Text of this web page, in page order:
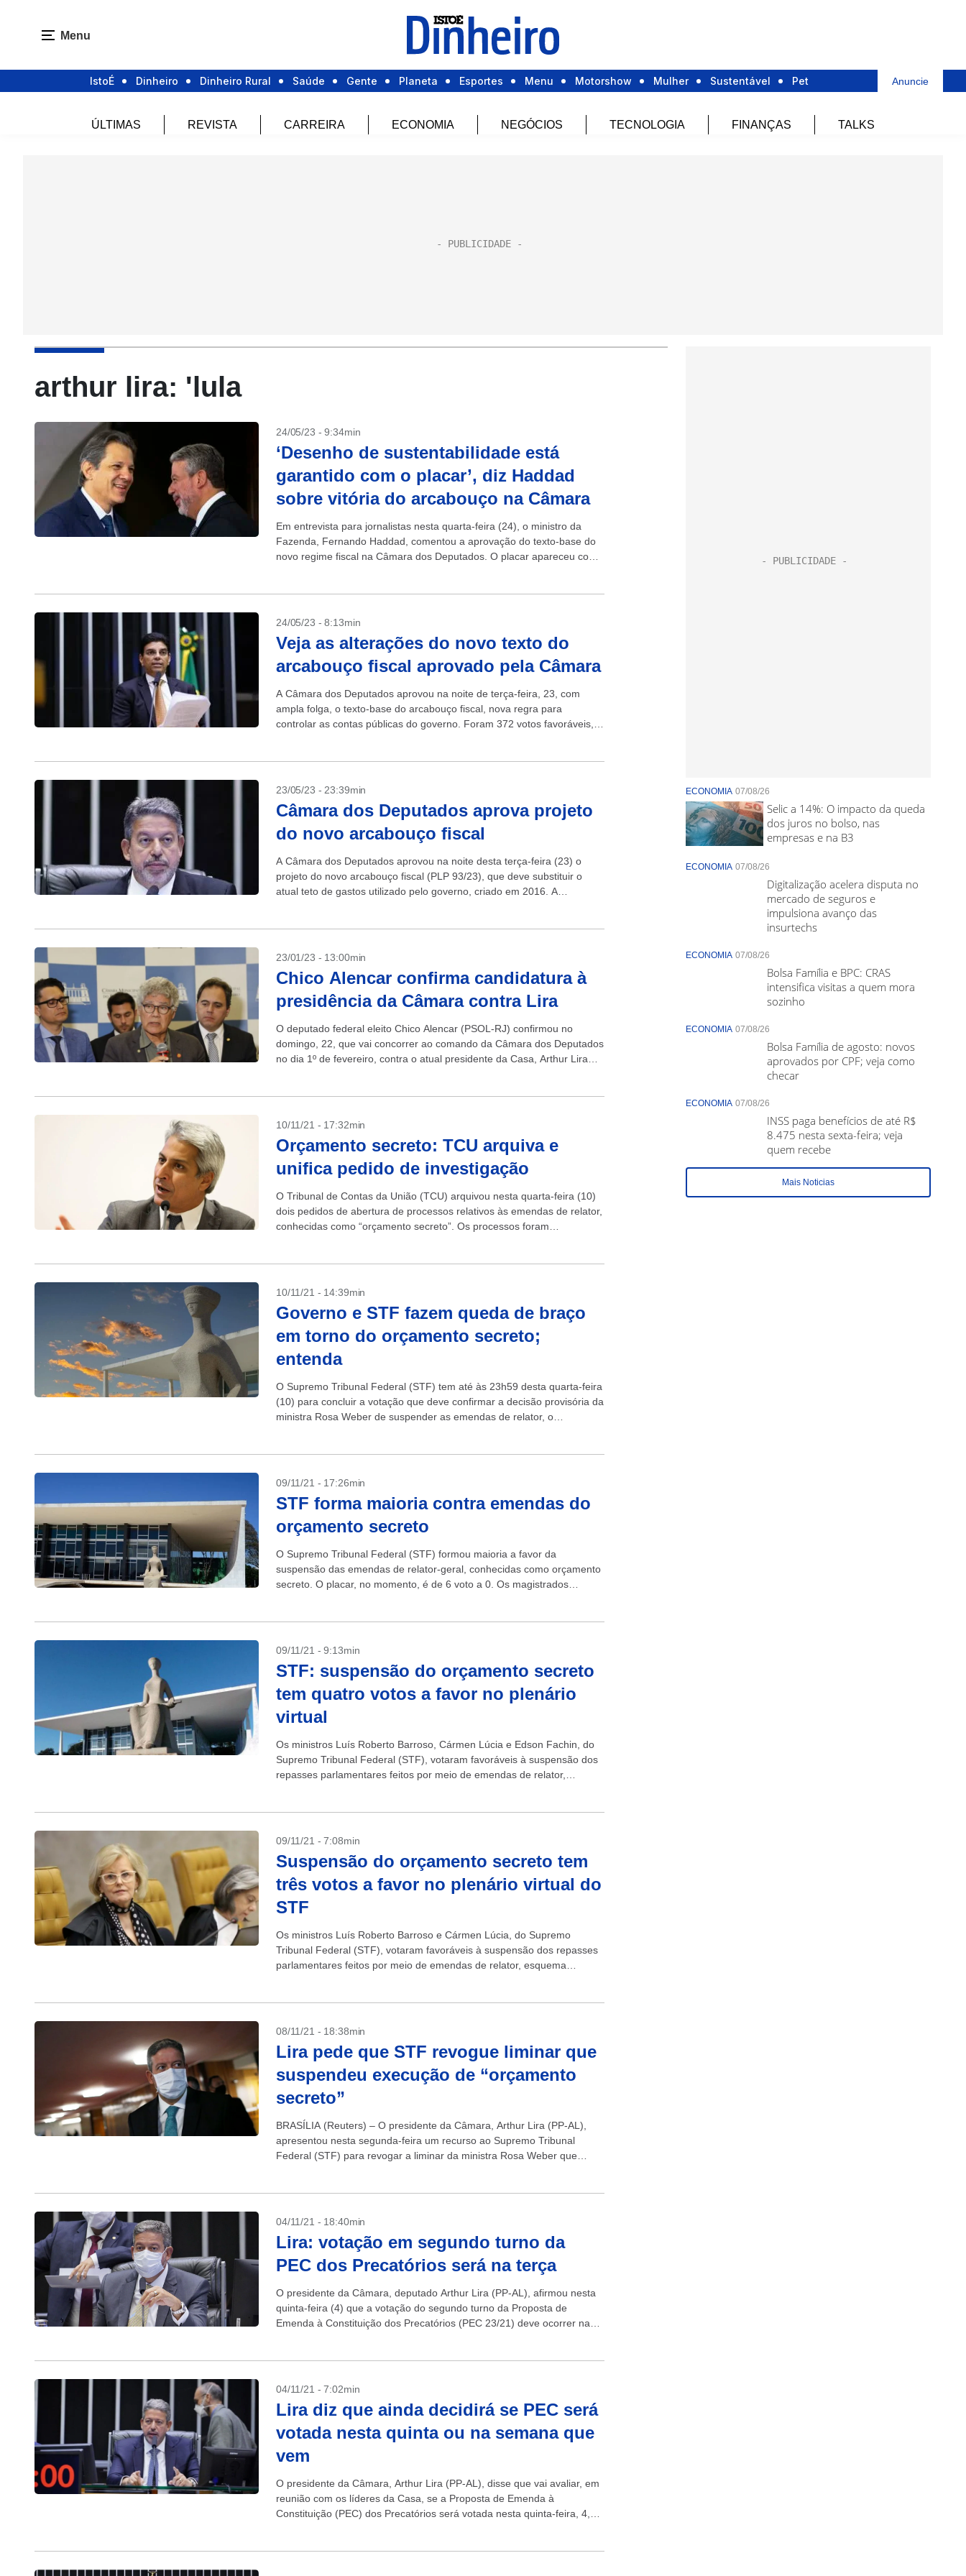
Menu
IstoÉ Dinheiro Dinheiro Rural Saúde Gente Planeta Esportes Menu Motorshow Mulher Sustentável Pet Anuncie
ÚLTIMAS REVISTA CARREIRA ECONOMIA NEGÓCIOS TECNOLOGIA FINANÇAS TALKS
arthur lira: 'lula
24/05/23 - 9:34min
‘Desenho de sustentabilidade está
garantido com o placar’, diz Haddad
sobre vitória do arcabouço na Câmara
Em entrevista para jornalistas nesta quarta-feira (24), o ministro da
Fazenda, Fernando Haddad, comentou a aprovação do texto-base do
novo regime fiscal na Câmara dos Deputados. O placar apareceu com
24/05/23 - 8:13min
Veja as alterações do novo texto do
arcabouço fiscal aprovado pela Câmara
A Câmara dos Deputados aprovou na noite de terça-feira, 23, com
ampla folga, o texto-base do arcabouço fiscal, nova regra para
controlar as contas públicas do governo. Foram 372 votos favoráveis,
23/05/23 - 23:39min
Câmara dos Deputados aprova projeto
do novo arcabouço fiscal
A Câmara dos Deputados aprovou na noite desta terça-feira (23) o
projeto do novo arcabouço fiscal (PLP 93/23), que deve substituir o
atual teto de gastos utilizado pelo governo, criado em 2016. A
23/01/23 - 13:00min
Chico Alencar confirma candidatura à
presidência da Câmara contra Lira
O deputado federal eleito Chico Alencar (PSOL-RJ) confirmou no
domingo, 22, que vai concorrer ao comando da Câmara dos Deputados
no dia 1º de fevereiro, contra o atual presidente da Casa, Arthur Lira
10/11/21 - 17:32min
Orçamento secreto: TCU arquiva e
unifica pedido de investigação
O Tribunal de Contas da União (TCU) arquivou nesta quarta-feira (10)
dois pedidos de abertura de processos relativos às emendas de relator,
conhecidas como “orçamento secreto”. Os processos foram
10/11/21 - 14:39min
Governo e STF fazem queda de braço
em torno do orçamento secreto;
entenda
O Supremo Tribunal Federal (STF) tem até às 23h59 desta quarta-feira
(10) para concluir a votação que deve confirmar a decisão provisória da
ministra Rosa Weber de suspender as emendas de relator, o
09/11/21 - 17:26min
STF forma maioria contra emendas do
orçamento secreto
O Supremo Tribunal Federal (STF) formou maioria a favor da
suspensão das emendas de relator-geral, conhecidas como orçamento
secreto. O placar, no momento, é de 6 voto a 0. Os magistrados
09/11/21 - 9:13min
STF: suspensão do orçamento secreto
tem quatro votos a favor no plenário
virtual
Os ministros Luís Roberto Barroso, Cármen Lúcia e Edson Fachin, do
Supremo Tribunal Federal (STF), votaram favoráveis à suspensão dos
repasses parlamentares feitos por meio de emendas de relator,
09/11/21 - 7:08min
Suspensão do orçamento secreto tem
três votos a favor no plenário virtual do
STF
Os ministros Luís Roberto Barroso e Cármen Lúcia, do Supremo
Tribunal Federal (STF), votaram favoráveis à suspensão dos repasses
parlamentares feitos por meio de emendas de relator, esquema
08/11/21 - 18:38min
Lira pede que STF revogue liminar que
suspendeu execução de “orçamento
secreto”
BRASÍLIA (Reuters) – O presidente da Câmara, Arthur Lira (PP-AL),
apresentou nesta segunda-feira um recurso ao Supremo Tribunal
Federal (STF) para revogar a liminar da ministra Rosa Weber que
04/11/21 - 18:40min
Lira: votação em segundo turno da
PEC dos Precatórios será na terça
O presidente da Câmara, deputado Arthur Lira (PP-AL), afirmou nesta
quinta-feira (4) que a votação do segundo turno da Proposta de
Emenda à Constituição dos Precatórios (PEC 23/21) deve ocorrer na
04/11/21 - 7:02min
Lira diz que ainda decidirá se PEC será
votada nesta quinta ou na semana que
vem
O presidente da Câmara, Arthur Lira (PP-AL), disse que vai avaliar, em
reunião com os líderes da Casa, se a Proposta de Emenda à
Constituição (PEC) dos Precatórios será votada nesta quinta-feira, 4,
ECONOMIA 07/08/26
Selic a 14%: O impacto da queda
dos juros no bolso, nas
empresas e na B3
ECONOMIA 07/08/26
Digitalização acelera disputa no
mercado de seguros e
impulsiona avanço das
insurtechs
ECONOMIA 07/08/26
Bolsa Família e BPC: CRAS
intensifica visitas a quem mora
sozinho
ECONOMIA 07/08/26
Bolsa Família de agosto: novos
aprovados por CPF; veja como
checar
ECONOMIA 07/08/26
INSS paga benefícios de até R$
8.475 nesta sexta-feira; veja
quem recebe
Mais Noticias